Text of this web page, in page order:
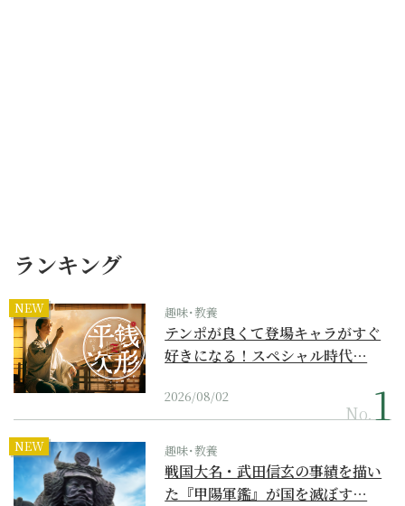
ランキング
NEW 趣味･教養
テンポが良くて登場キャラがすぐ
好きになる！スペシャル時代…
2026/08/02
No.
NEW 趣味･教養
戦国大名・武田信玄の事績を描い
た『甲陽軍鑑』が国を滅ぼす…